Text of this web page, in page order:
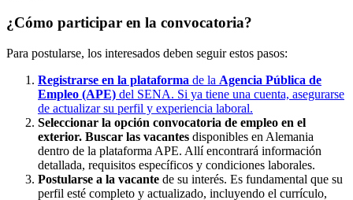
¿Cómo participar en la convocatoria?
Para postularse, los interesados deben seguir estos pasos:
Registrarse en la plataforma de la Agencia Pública de
Empleo (APE) del SENA. Si ya tiene una cuenta, asegurarse
de actualizar su perfil y experiencia laboral.
Seleccionar la opción convocatoria de empleo en el
exterior. Buscar las vacantes disponibles en Alemania
dentro de la plataforma APE. Allí encontrará información
detallada, requisitos específicos y condiciones laborales.
Postularse a la vacante de su interés. Es fundamental que su
perfil esté completo y actualizado, incluyendo el currículo,